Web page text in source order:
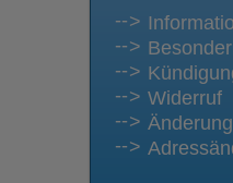
Widerruf